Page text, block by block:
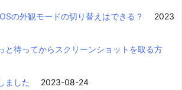
の外観モードの切り替えはできる？
2023
と待ってからスクリーンショットを取る方
ました
2023-08-24